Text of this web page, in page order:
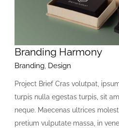
Branding Harmony
Branding, Design
Project Brief Cras volutpat,
turpis nulla egestas turpis, sit
neque. Maecenas ultrices
pretium vulputate massa, in